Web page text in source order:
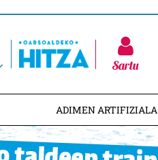
Sartu
ADIMEN ARTIFIZIALA